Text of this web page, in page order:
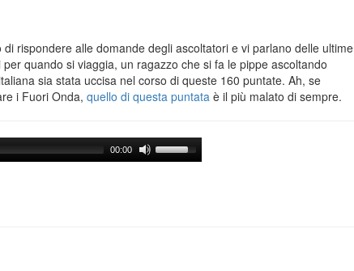
rispondere alle domande degli ascoltatori e vi parlano delle ultime
quando si viaggia, un ragazzo che si fa le pippe ascoltando
sia stata uccisa nel corso di queste 160 puntate. Ah, se
i Fuori Onda, quello di questa puntata è il più malato di sempre.
00:00